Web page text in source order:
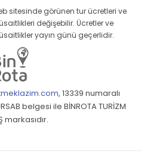
sitesinde görünen tur ücretleri ve
değişebilir. Ücretler ve
yayın günü geçerlidir.
, 13339 numaralı
belgesi ile BİNROTA TURİZM
markasıdır.